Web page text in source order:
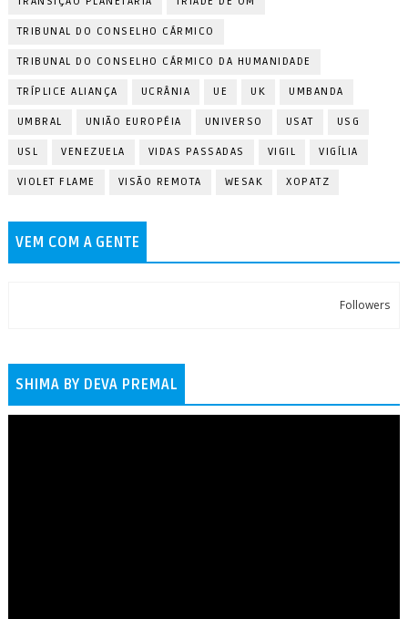
TRIBUNAL DO CONSELHO CÁRMICO
TRIBUNAL DO CONSELHO CÁRMICO DA HUMANIDADE
TRÍPLICE ALIANÇA UCRÂNIA UE UK UMBANDA
UMBRAL UNIÃO EUROPÉIA UNIVERSO USAT USG
USL VENEZUELA VIDAS PASSADAS VIGIL VIGÍLIA
VIOLET FLAME VISÃO REMOTA WESAK XOPATZ
VEM COM A GENTE
Followers
SHIMA BY DEVA PREMAL